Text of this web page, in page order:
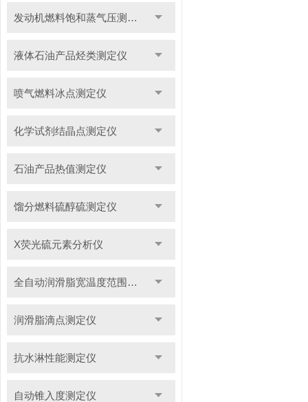
发动机燃料饱和蒸气压测定仪
液体石油产品烃类测定仪
喷气燃料冰点测定仪
化学试剂结晶点测定仪
石油产品热值测定仪
馏分燃料硫醇硫测定仪
X荧光硫元素分析仪
全自动润滑脂宽温度范围滴点测定仪
润滑脂滴点测定仪
抗水淋性能测定仪
自动锥入度测定仪